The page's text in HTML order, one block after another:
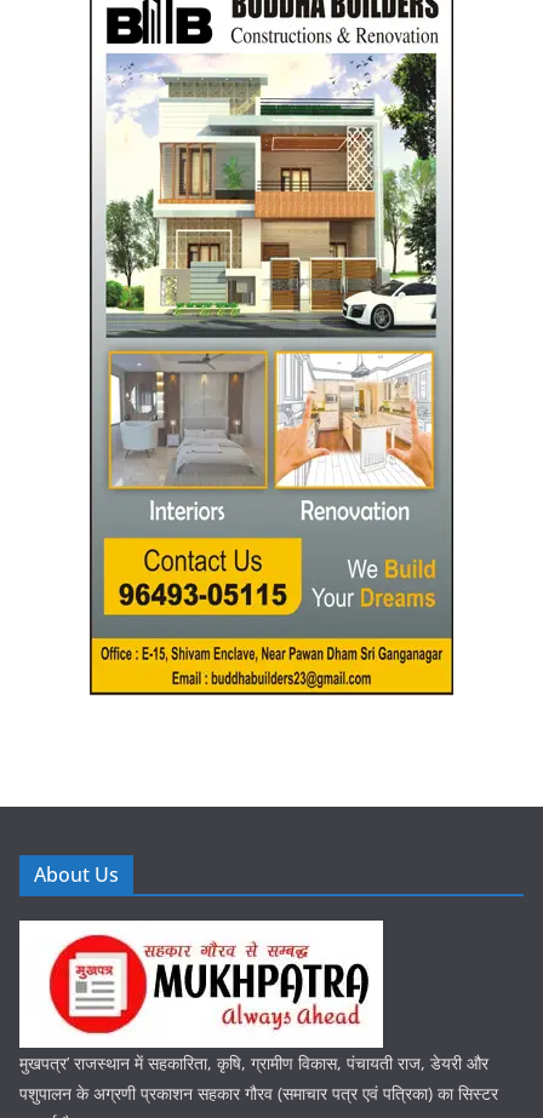
About Us
मुखपत्र’ राजस्थान में सहकारिता, कृषि, ग्रामीण विकास, पंचायती राज, डेयरी और
पशुपालन के अग्रणी प्रकाशन सहकार गौरव (समाचार पत्र एवं पत्रिका) का सिस्टर